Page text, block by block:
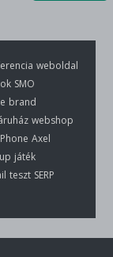
weboldal
SMO
brand
webshop
Axel
játék
teszt SERP